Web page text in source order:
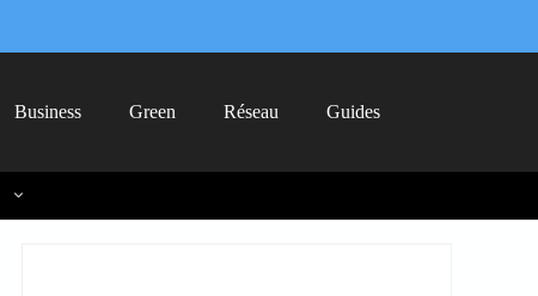
Business Green Réseau Guides